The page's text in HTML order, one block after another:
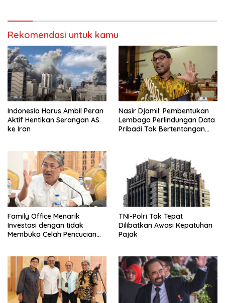
Rekomendasi untuk kamu
Indonesia Harus Ambil Peran
Aktif Hentikan Serangan AS
ke Iran
Nasir Djamil: Pembentukan
Lembaga Perlindungan Data
Pribadi Tak Bertentangan
Family Office Menarik
Investasi dengan tidak
Membuka Celah Pencucian
TNI-Polri Tak Tepat
Dilibatkan Awasi Kepatuhan
Pajak